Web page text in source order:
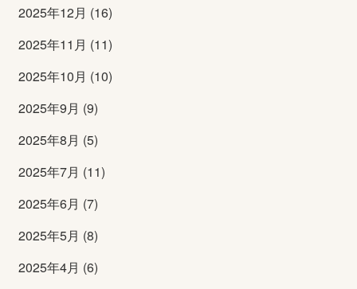
2025年12月 (16)
2025年11月 (11)
2025年10月 (10)
2025年9月 (9)
2025年8月 (5)
2025年7月 (11)
2025年6月 (7)
2025年5月 (8)
2025年4月 (6)